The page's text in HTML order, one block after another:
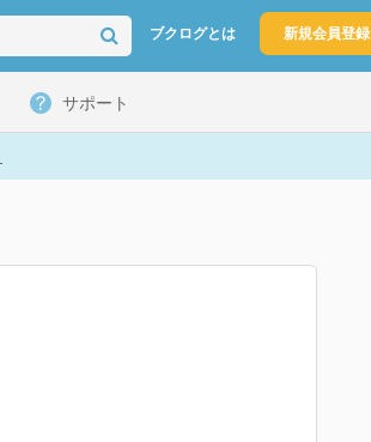
ブクログとは 新規会員登録
サポート